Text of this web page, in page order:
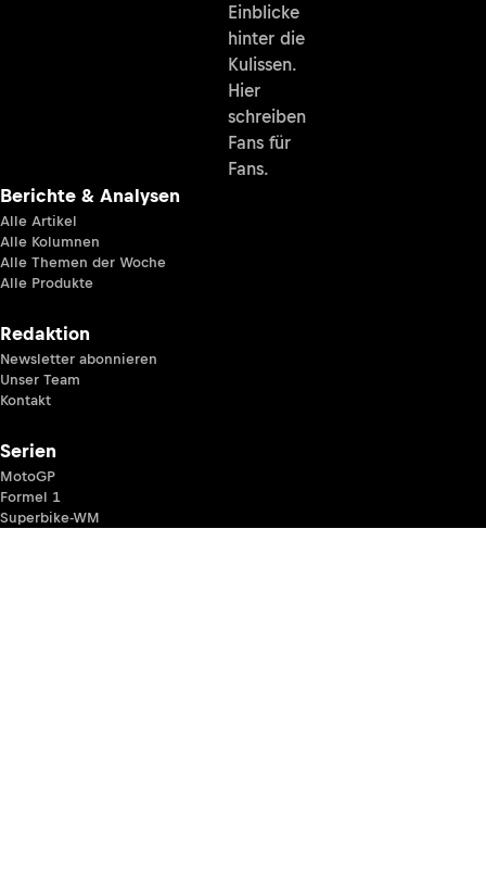
Einblicke
hinter die
Kulissen.
Hier
schreiben
Fans für
Fans.
Berichte & Analysen
Alle Artikel
Alle Kolumnen
Alle Themen der Woche
Alle Produkte
Redaktion
Newsletter abonnieren
Unser Team
Kontakt
Serien
MotoGP
Formel 1
Superbike-WM